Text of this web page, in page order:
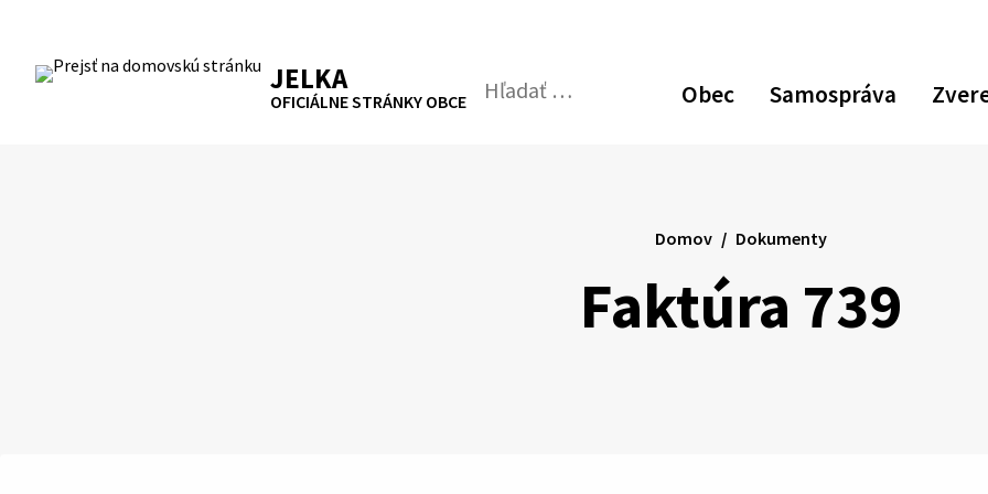
obsah
RSS Mapa Tlačiť
JELKA
OFICIÁLNE STRÁNKY OBCE Obec Samospráva
Hľadať:
Odoslať
Faktúra 739
Domov Dokumenty